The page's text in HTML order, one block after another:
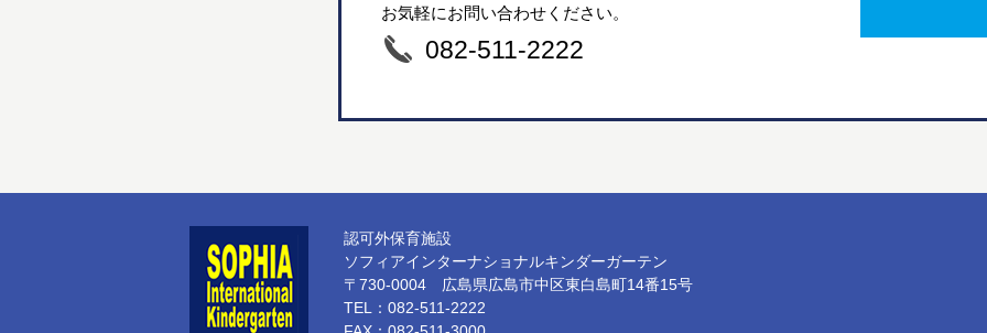
お気軽にお問い合わせください。
082-511-2222
認可外保育施設
ソフィアインターナショナルキンダーガーテン
〒730-0004 広島県広島市中区東白島町14番15号
TEL：082-511-2222